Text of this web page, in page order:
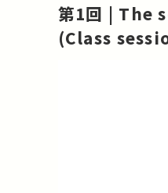
第1回 | The
(Class